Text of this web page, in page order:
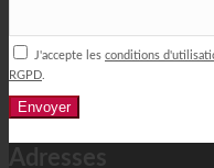
J'accepte les conditions
RGPD.
Adresses